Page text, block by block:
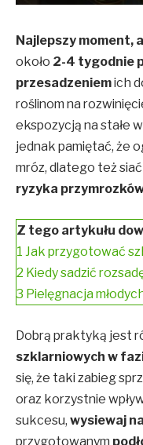
Najlepszy moment,
około 2-4 tygodnie
przesadzeniemich
roślinom na
ekspozycją na stałe
jednak pamiętać, że
mróz, dlatego też
ryzyka
Z tego artykułu
1 Jak przygotować
2 Kiedy sadzić
3 Pielęgnacja
Dobrą praktyką jest
szklarniowych w
się, że taki zabieg
oraz korzystnie
sukcesu, wysiewaj
przygotowanym